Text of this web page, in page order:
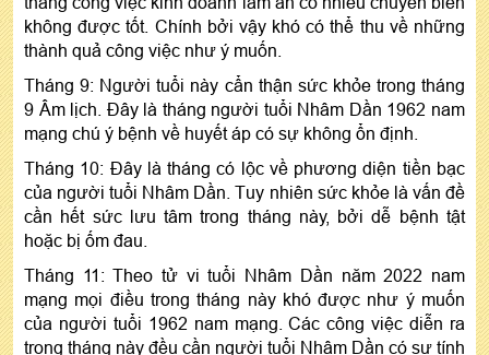
không được tốt. Chính bởi vậy khó có thể thu về những
thành quả công việc như ý muốn.
Tháng 9: Người tuổi này cẩn thận sức khỏe trong tháng
9 Âm lịch. Đây là tháng người tuổi Nhâm Dần 1962 nam
mạng chú ý bệnh về huyết áp có sự không ổn định.
Tháng 10: Đây là tháng có lộc về phương diện tiền bạc
của người tuổi Nhâm Dần. Tuy nhiên sức khỏe là vấn đề
cần hết sức lưu tâm trong tháng này, bởi dễ bệnh tật
hoặc bị ốm đau.
Tháng 11: Theo tử vi tuổi Nhâm Dần năm 2022 nam
mạng mọi điều trong tháng này khó được như ý muốn
của người tuổi 1962 nam mạng. Các công việc diễn ra
trong tháng này đều cần người tuổi Nhâm Dần có sự tính